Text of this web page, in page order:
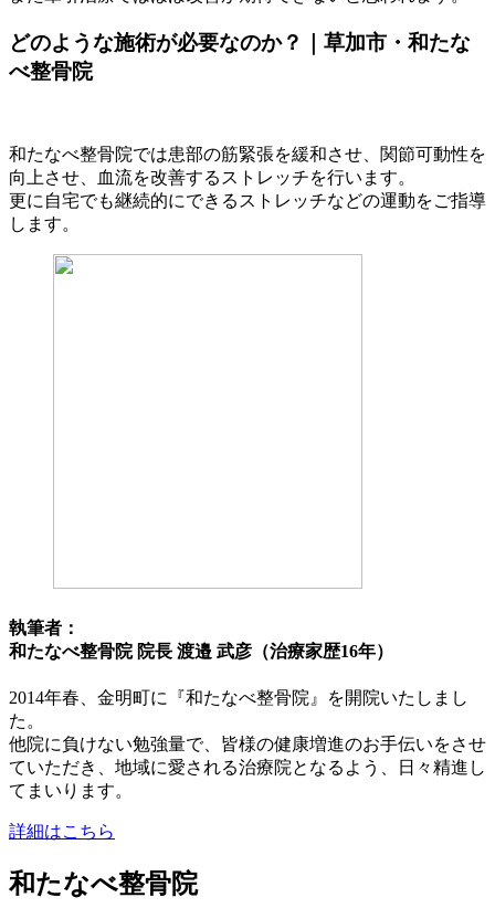
どのような施術が必要なのか？｜草加市・和たな
べ整骨院
和たなべ整骨院では患部の筋緊張を緩和させ、関節可動性を
向上させ、血流を改善するストレッチを行います。
更に自宅でも継続的にできるストレッチなどの運動をご指導
します。
執筆者：
和たなべ整骨院 院長 渡邉 武彦（治療家歴16年）
2014年春、金明町に『和たなべ整骨院』を開院いたしまし
た。
他院に負けない勉強量で、皆様の健康増進のお手伝いをさせ
ていただき、地域に愛される治療院となるよう、日々精進し
てまいります。
詳細はこちら
和たなべ整骨院